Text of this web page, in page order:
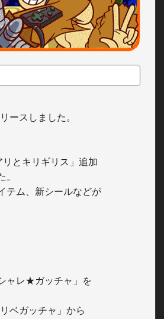
ースしました。
とキリギリス」追加
。
テム、新シールなどが
ャレ★ガッチャ」を
ベガッチャ」から